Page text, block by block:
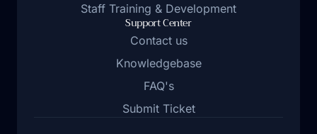
Staff Training & Development
Support Center
Contact us
Knowledgebase
FAQ's
Submit Ticket